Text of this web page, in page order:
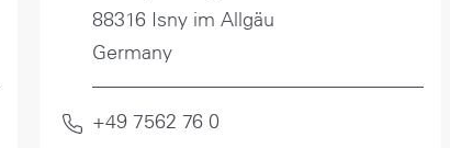
88316 Isny im Allgäu
Germany
+49 7562 76 0